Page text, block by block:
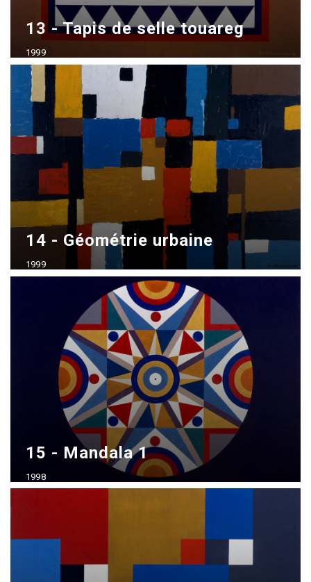
13 - Tapis de selle touareg
1999
Acrílico sobre madera
70x100 cm - vendido
14 - Géométrie urbaine
1999
15 - Mandala 1
1998